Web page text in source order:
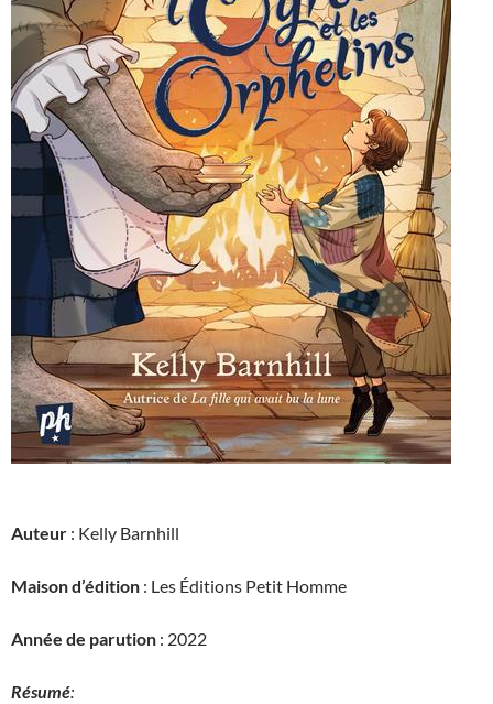
Auteur : Kelly Barnhill
Maison d’édition : Les Éditions Petit Homme
Année de parution : 2022
Résumé: